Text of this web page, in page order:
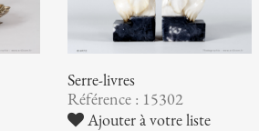
Serre-livres
Référence : 15302
Ajouter à votre liste